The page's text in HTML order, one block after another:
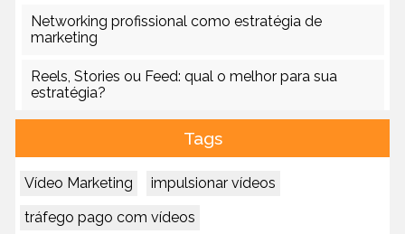
Networking profissional como estratégia de
marketing
Reels, Stories ou Feed: qual o melhor para sua
estratégia?
Tags
Vídeo Marketing
impulsionar vídeos
tráfego pago com vídeos